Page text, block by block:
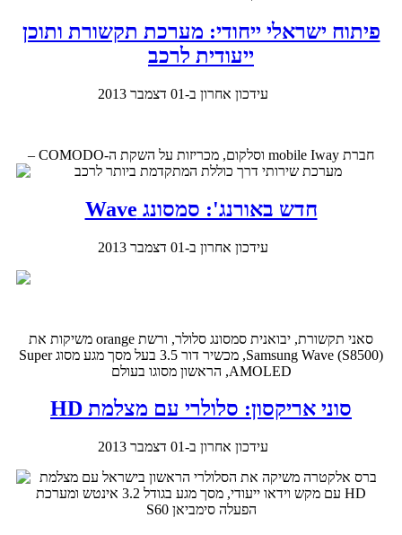
פיתוח ישראלי ייחודי: מערכת תקשורת ותוכן
ייעודית לרכב
עידכון אחרון ב-01 דצמבר 2013
חברת mobile Iway וסלקום, מכריזות על השקת ה-COMODO –
מערכת שירותי דרך כוללת המתקדמת ביותר לרכב
חדש באורנג': סמסונג Wave
עידכון אחרון ב-01 דצמבר 2013
סאני תקשורת, יבואנית סמסונג סלולר, ורשת orange משיקות את
(S8500) Samsung Wave, מכשיר דור 3.5 בעל מסך מגע מסוג Super
AMOLED, הראשון מסוגו בעולם
סוני אריקסון: סלולרי עם מצלמת HD
עידכון אחרון ב-01 דצמבר 2013
ברס אלקטרה משיקה את הסלולרי הראשון בישראל עם מצלמת
HD עם מקש וידאו ייעודי, מסך מגע בגודל 3.2 אינטש ומערכת
הפעלה סימביאן S60